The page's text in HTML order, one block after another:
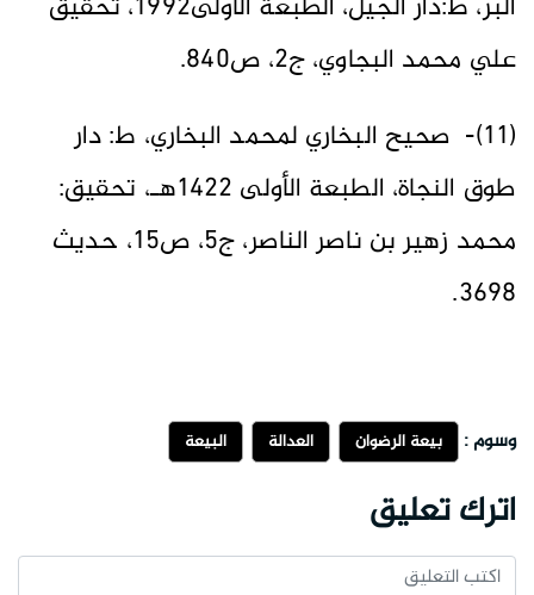
علي محمد البجاوي، ج2، ص840.
(11)- صحيح البخاري لمحمد البخاري، ط: دار
طوق النجاة، الطبعة الأولى 1422هـ، تحقيق:
محمد زهير بن ناصر الناصر، ج5، ص15، حديث
3698.
وسوم : بيعة الرضوان العدالة البيعة
اترك تعليق